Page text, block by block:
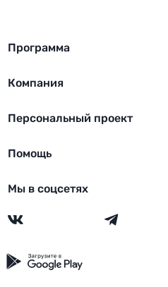
Программа
Компания
Персональный проект
Помощь
Мы в соцсетях